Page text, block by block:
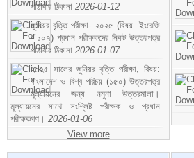
পাঠাবার ঠিকানা 2026-01-12
জুনিয়র বৃত্তি পরীক্ষা- ২০২৫ (বিষয়: ইংরেজি
- ১০৭) প্রধান পরীক্ষকদের নিকট উত্তরপত্র
পাঠাবার ঠিকানা 2026-01-07
২০২৫ সালের জুনিয়র বৃত্তি পরীক্ষা, বিষয়:
বাংলাদেশ ও বিশ্ব পরিচয় (১৫০) উত্তরপত্র
মূল্যায়নের জন্য নমুনা উত্তরমালা।
মূল্যায়নের সাথে সংশ্লিষ্ট পরীক্ষক ও প্রধান
পরীক্ষকগণ। 2026-01-06
View more